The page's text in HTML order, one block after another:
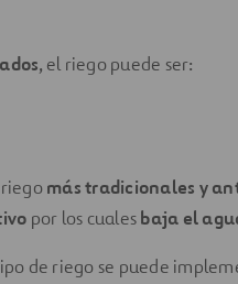
, el riego puede ser:
riegomás tradicionales y
por los cualesbaja el
de riego se puede